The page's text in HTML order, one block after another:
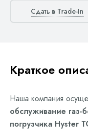
Сдать в Trade-In
Краткое
Наша компания
обслуживание газ-
погрузчика Hyster